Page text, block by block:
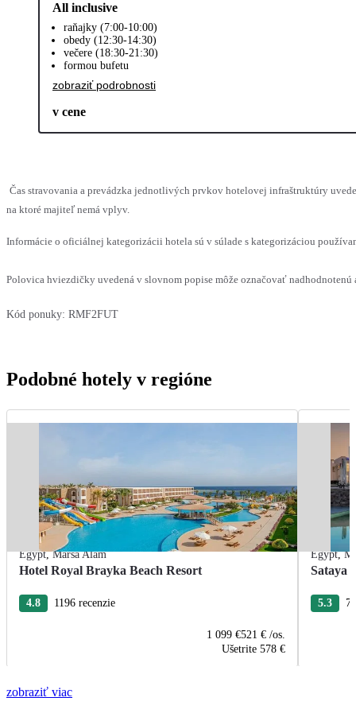
All inclusive
raňajky (7:00-10:00)
obedy (12:30-14:30)
večere (18:30-21:30)
formou bufetu
zobraziť podrobnosti
v cene
Čas stravovania a prevádzka jednotlivých prvkov hotelovej infraštruktúry
na ktoré majiteľ nemá vplyv.
Informácie o oficiálnej kategorizácii hotela sú v súlade s kategorizáciou
Polovica hviezdičky uvedená v slovnom popise môže označovať
Kód ponuky: RMF2FUT
Podobné hotely v regióne
Egypt,Marsa Alam
Hotel Royal Brayka Beach Resort
4.8 1196 recenzie
1 099 €521 € /os.
Ušetrite 578 €
Egypt,
Sataya
5.3
zobraziť viac